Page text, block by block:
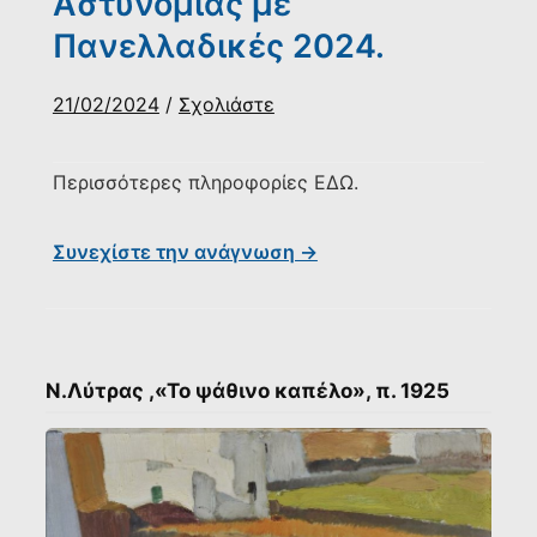
Ν.Λύτρας ,«Το ψάθινο καπέλο», π. 1925
Πανελλαδικές 2024.
21/02/2024 / Σχολιάστε
Περισσότερες πληροφορίες ΕΔΩ.
Συνεχίστε την ανάγνωση →